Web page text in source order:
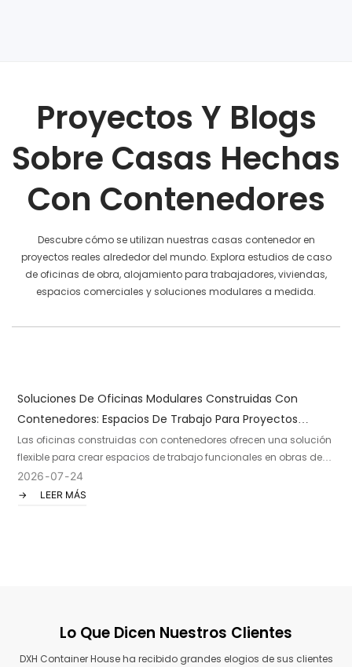
Proyectos Y Blogs
Sobre Casas Hechas
Con Contenedores
Descubre cómo se utilizan nuestras casas contenedor en
proyectos reales alrededor del mundo. Explora estudios de caso
de oficinas de obra, alojamiento para trabajadores, viviendas,
espacios comerciales y soluciones modulares a medida.
Soluciones De Oficinas Modulares Construidas Con
Contenedores: Espacios De Trabajo Para Proyectos
Modernos.
Las oficinas construidas con contenedores ofrecen una solución
flexible para crear espacios de trabajo funcionales en obras de
construcción, explotaciones mineras, instalaciones industriales,
proyectos energéticos y otras ubicaciones remotas. Al combinar
2026 07 24
LEER MÁS
Lo Que Dicen Nuestros Clientes
DXH Container House ha recibido grandes elogios de sus clientes